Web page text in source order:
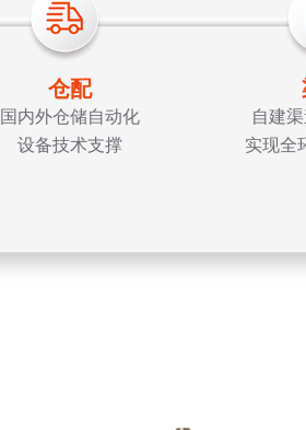
仓配
国内外仓储自动化
设备技术支撑
自建
实现全